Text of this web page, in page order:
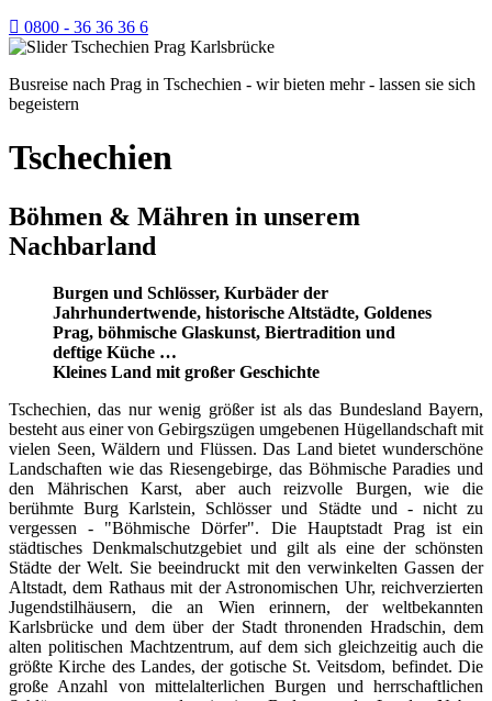
0800 - 36 36 36 6
Busreise nach Prag in Tschechien - wir bieten mehr - lassen sie sich
begeistern
Tschechien
Böhmen & Mähren in unserem
Nachbarland
Burgen und Schlösser, Kurbäder der
Jahrhundertwende, historische Altstädte, Goldenes
Prag, böhmische Glaskunst, Biertradition und
deftige Küche …
Kleines Land mit großer Geschichte
Tschechien, das nur wenig größer ist als das Bundesland Bayern,
besteht aus einer von Gebirgszügen umgebenen Hügellandschaft mit
vielen Seen, Wäldern und Flüssen. Das Land bietet wunderschöne
Landschaften wie das Riesengebirge, das Böhmische Paradies und
den Mährischen Karst, aber auch reizvolle Burgen, wie die
berühmte Burg Karlstein, Schlösser und Städte und - nicht zu
vergessen - "Böhmische Dörfer". Die Hauptstadt Prag ist ein
städtisches Denkmalschutzgebiet und gilt als eine der schönsten
Städte der Welt. Sie beeindruckt mit den verwinkelten Gassen der
Altstadt, dem Rathaus mit der Astronomischen Uhr, reichverzierten
Jugendstilhäusern, die an Wien erinnern, der weltbekannten
Karlsbrücke und dem über der Stadt thronenden Hradschin, dem
alten politischen Machtzentrum, auf dem sich gleichzeitig auch die
größte Kirche des Landes, der gotische St. Veitsdom, befindet. Die
große Anzahl von mittelalterlichen Burgen und herrschaftlichen